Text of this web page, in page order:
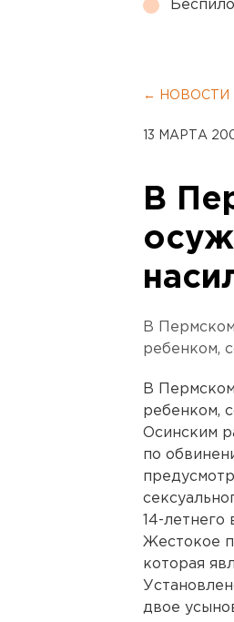
← НОВОСТИ
13 МАРТА
В
В
ребенком,
В
ребенком,
Осинским
по
14-летнего
Жестокое
которая
двое